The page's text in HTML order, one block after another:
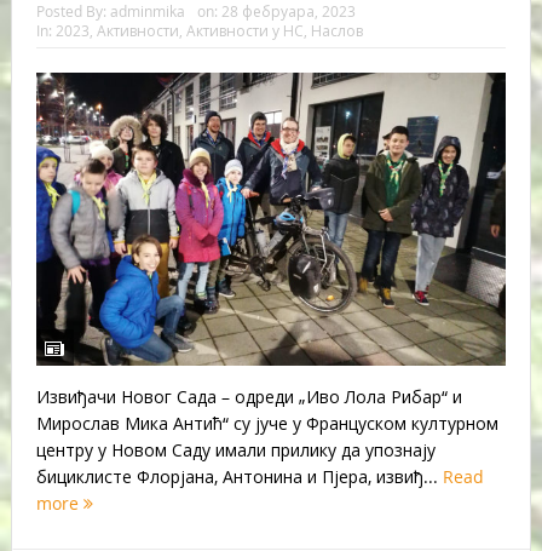
Posted By: adminmika on: 28 фебруара, 2023
In: 2023 Активности Активности у НС Наслов
Извиђачи Новог Сада – одреди „Иво Лола Рибар“ и
Мирослав Мика Антић“ су јуче у Француском културном
центру у Новом Саду имали прилику да упознају
бициклисте Флорјана, Антонина и Пјера, извиђ... Read
more